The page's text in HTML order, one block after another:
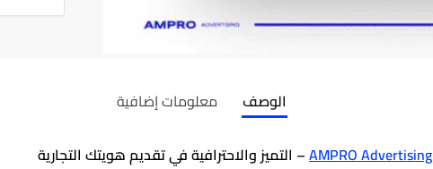
الوصف
معلومات إضافية
AMPRO Advertising– التميز والاحترافية في تقديم هويتك التجارية